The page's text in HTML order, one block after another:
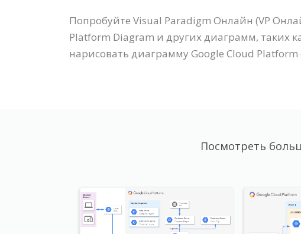
Попробуйте Visual Paradigm Онлайн (VP
Platform Diagram и других диаграмм, таких
нарисовать диаграмму Google Cloud
Посмотреть